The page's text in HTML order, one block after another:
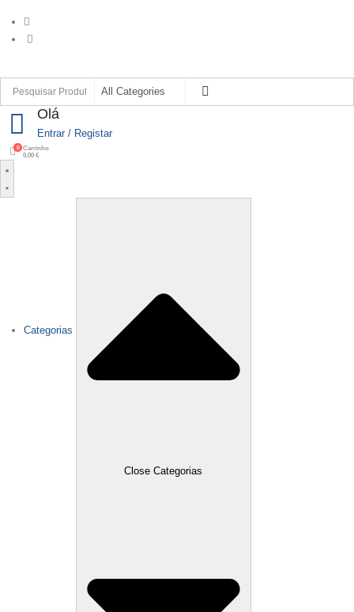
Olá
Entrar / Registar
0
Carrinho
0,00€
Categorias
Close Categorias